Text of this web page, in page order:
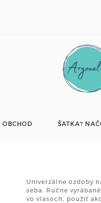
OBCHOD ŠATKA?
Univerzálne ozdoby
seba. Ručne
vo vlasoch, použiť